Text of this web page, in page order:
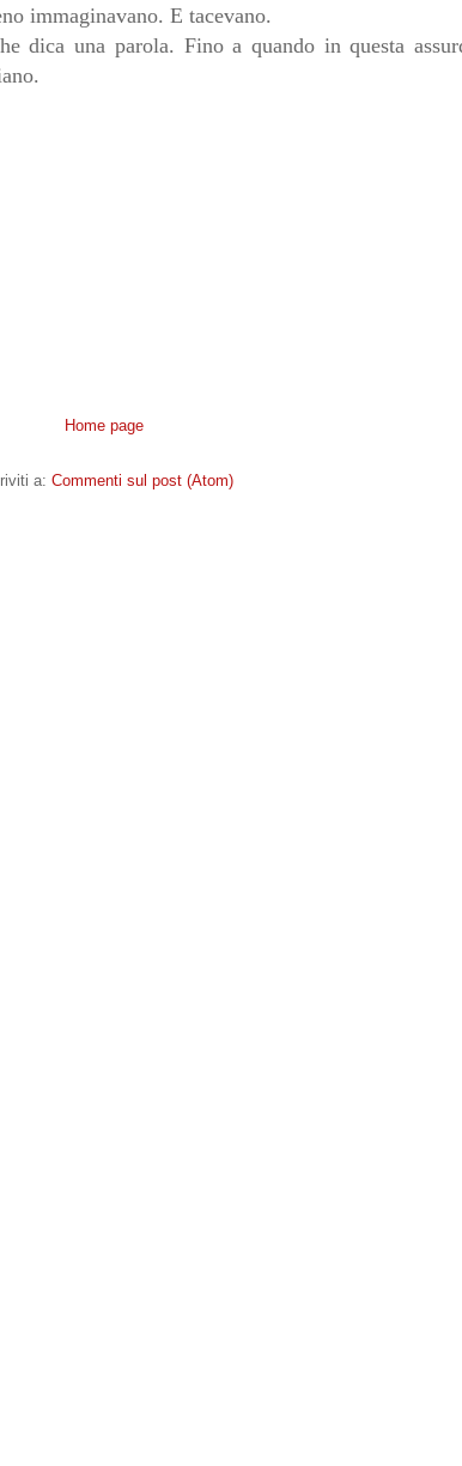
immaginavano. E tacevano.
dica una parola. Fino a quando in questa
Home page
a: Commenti sul post (Atom)